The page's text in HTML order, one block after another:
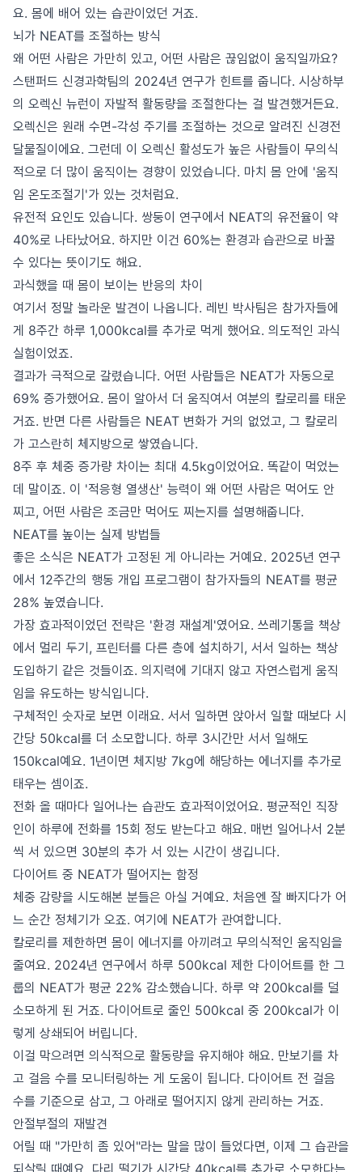
요. 몸에 배어 있는 습관이었던 거죠.
뇌가 NEAT를 조절하는 방식
왜 어떤 사람은 가만히 있고, 어떤 사람은 끊임없이 움직일까요?
스탠퍼드 신경과학팀의 2024년 연구가 힌트를 줍니다. 시상하부
의 오렉신 뉴런이 자발적 활동량을 조절한다는 걸 발견했거든요.
오렉신은 원래 수면-각성 주기를 조절하는 것으로 알려진 신경전
달물질이에요. 그런데 이 오렉신 활성도가 높은 사람들이 무의식
적으로 더 많이 움직이는 경향이 있었습니다. 마치 몸 안에 '움직
임 온도조절기'가 있는 것처럼요.
유전적 요인도 있습니다. 쌍둥이 연구에서 NEAT의 유전율이 약
40%로 나타났어요. 하지만 이건 60%는 환경과 습관으로 바꿀
수 있다는 뜻이기도 해요.
과식했을 때 몸이 보이는 반응의 차이
여기서 정말 놀라운 발견이 나옵니다. 레빈 박사팀은 참가자들에
게 8주간 하루 1,000kcal를 추가로 먹게 했어요. 의도적인 과식
실험이었죠.
결과가 극적으로 갈렸습니다. 어떤 사람들은 NEAT가 자동으로
69% 증가했어요. 몸이 알아서 더 움직여서 여분의 칼로리를 태운
거죠. 반면 다른 사람들은 NEAT 변화가 거의 없었고, 그 칼로리
가 고스란히 체지방으로 쌓였습니다.
8주 후 체중 증가량 차이는 최대 4.5kg이었어요. 똑같이 먹었는
데 말이죠. 이 '적응형 열생산' 능력이 왜 어떤 사람은 먹어도 안
찌고, 어떤 사람은 조금만 먹어도 찌는지를 설명해줍니다.
NEAT를 높이는 실제 방법들
좋은 소식은 NEAT가 고정된 게 아니라는 거예요. 2025년 연구
에서 12주간의 행동 개입 프로그램이 참가자들의 NEAT를 평균
28% 높였습니다.
가장 효과적이었던 전략은 '환경 재설계'였어요. 쓰레기통을 책상
에서 멀리 두기, 프린터를 다른 층에 설치하기, 서서 일하는 책상
도입하기 같은 것들이죠. 의지력에 기대지 않고 자연스럽게 움직
임을 유도하는 방식입니다.
구체적인 숫자로 보면 이래요. 서서 일하면 앉아서 일할 때보다 시
간당 50kcal를 더 소모합니다. 하루 3시간만 서서 일해도
150kcal예요. 1년이면 체지방 7kg에 해당하는 에너지를 추가로
태우는 셈이죠.
전화 올 때마다 일어나는 습관도 효과적이었어요. 평균적인 직장
인이 하루에 전화를 15회 정도 받는다고 해요. 매번 일어나서 2분
씩 서 있으면 30분의 추가 서 있는 시간이 생깁니다.
다이어트 중 NEAT가 떨어지는 함정
체중 감량을 시도해본 분들은 아실 거예요. 처음엔 잘 빠지다가 어
느 순간 정체기가 오죠. 여기에 NEAT가 관여합니다.
칼로리를 제한하면 몸이 에너지를 아끼려고 무의식적인 움직임을
줄여요. 2024년 연구에서 하루 500kcal 제한 다이어트를 한 그
룹의 NEAT가 평균 22% 감소했습니다. 하루 약 200kcal를 덜
소모하게 된 거죠. 다이어트로 줄인 500kcal 중 200kcal가 이
렇게 상쇄되어 버립니다.
이걸 막으려면 의식적으로 활동량을 유지해야 해요. 만보기를 차
고 걸음 수를 모니터링하는 게 도움이 됩니다. 다이어트 전 걸음
수를 기준으로 삼고, 그 아래로 떨어지지 않게 관리하는 거죠.
안절부절의 재발견
어릴 때 "가만히 좀 있어"라는 말을 많이 들었다면, 이제 그 습관을
되살릴 때예요. 다리 떨기가 시간당 40kcal를 추가로 소모한다는